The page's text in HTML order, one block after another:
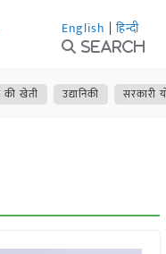
English | हिन्दी
Search
खेती उद्यानिकी सरकारी